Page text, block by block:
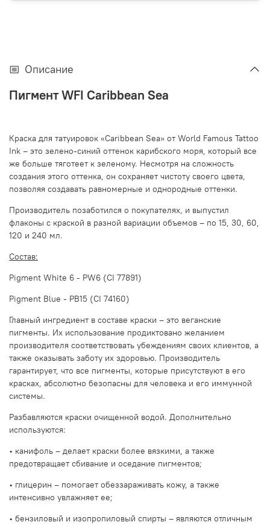
Описание
Пигмент WFI Caribbean Sea
Краска для татуировок «Caribbean Sea» от World Famous Tattoo
Ink – это зелено-синий оттенок карибского моря, который все
же больше тяготеет к зеленому. Несмотря на сложность
создания этого оттенка, он сохраняет чистоту своего цвета,
позволяя создавать равномерные и однородные оттенки.
Производитель позаботился о покупателях, и выпустил
флаконы с краской в разной вариации объемов – по 15, 30, 60,
120 и 240 мл.
Состав:
Pigment White 6 - PW6 (CI 77891)
Pigment Blue - PB15 (CI 74160)
Главный ингредиент в составе краски – это веганские
пигменты. Их использование продиктовано желанием
производителя соответствовать убеждениям своих клиентов, а
также оказывать заботу их здоровью. Производитель
гарантирует, что все пигменты, которые присутствуют в его
красках, абсолютно безопасны для человека и его иммунной
системы.
Разбавляются краски очищенной водой. Дополнительно
используются:
• канифоль – делает краски более вязкими, а также
предотвращает сбивание и оседание пигментов;
• глицерин – помогает обеззараживать кожу, а также
интенсивно увлажняет ее;
• бензиловый и изопропиловый спирты – являются отличным